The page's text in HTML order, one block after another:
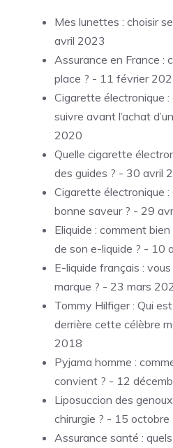
Mes lunettes : choisir
avril 2023
Assurance en France :
place ? - 11 février
Cigarette électronique
suivre avant l’achat
2020
Quelle cigarette
des guides ? - 30 avril
Cigarette électronique
bonne saveur ? - 29
Eliquide : comment
de son e-liquide ? - 10
E-liquide français :
marque ? - 23 mars
Tommy Hilfiger : Qui
derrière cette célèbre
2018
Pyjama homme :
convient ? - 12
Liposuccion des
chirurgie ? - 15 octobre
Assurance santé :